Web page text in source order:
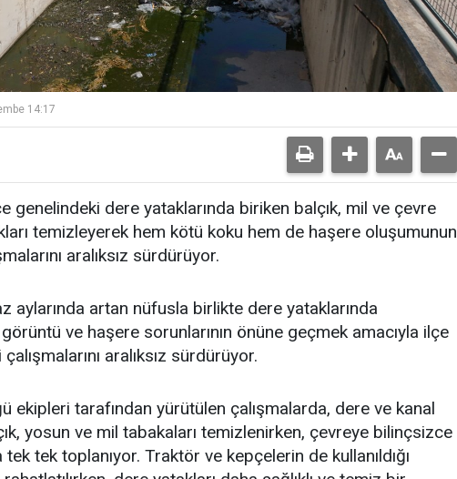
14:17
genelindeki dere yataklarında biriken balçık, mil ve çevre
temizleyerek hem kötü koku hem de haşere oluşumunun
aralıksız sürdürüyor.
aylarında artan nüfusla birlikte dere yataklarında
ve haşere sorunlarının önüne geçmek amacıyla ilçe
aralıksız sürdürüyor.
ekipleri tarafından yürütülen çalışmalarda, dere ve kanal
yosun ve mil tabakaları temizlenirken, çevreye bilinçsizce
tek tek toplanıyor. Traktör ve kepçelerin de kullanıldığı